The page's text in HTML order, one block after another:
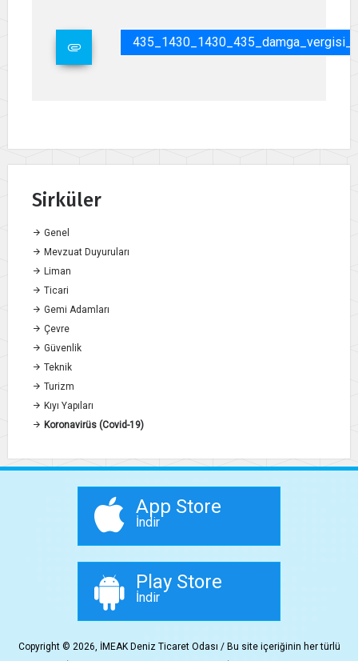
Sirküler
Genel
Mevzuat Duyuruları
Liman
Ticari
Gemi Adamları
Çevre
Güvenlik
Teknik
Turizm
Kıyı Yapıları
Koronavirüs (Covid-19)
App Store
İndir
Play Store
İndir
Copyright © 2026, İMEAK Deniz Ticaret Odası / Bu site içeriğinin her türlü